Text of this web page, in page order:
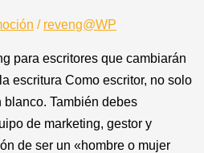
/ reveng@WP
para escritores que cambiarán
escritura Como escritor, no solo
También debes
de marketing, gestor y
de ser un «hombre o mujer